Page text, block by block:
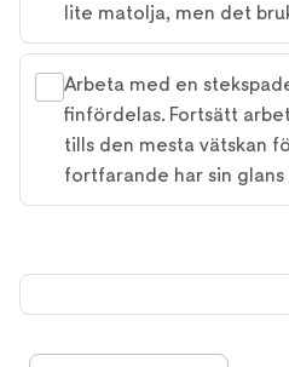
lite matolja, men det
Arbeta med en
finfördelas. Fortsätt
tills den mesta vätskan
fortfarande har sin glans